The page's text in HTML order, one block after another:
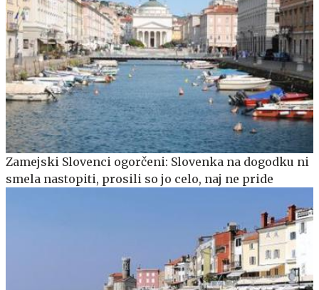
Zamejski Slovenci ogorčeni: Slovenka na dogodku ni
smela nastopiti, prosili so jo celo, naj ne pride